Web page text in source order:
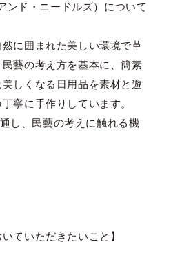
ンド・ニードルズ）について
に囲まれた美しい環境で革
藝の考え方を基本に、簡素
しくなる日用品を素材と遊
寧に手作りしています。
し、民藝の考えに触れる機
ていただきたいこと】